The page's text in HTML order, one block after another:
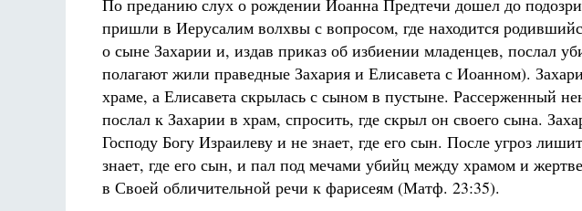
По преданию слух о рождении Иоанна Предтечи дошел до
пришли в Иерусалим волхвы с вопросом, где находится
о сыне Захарии и, издав приказ об избиении младенцев, послал
полагают жили праведные Захария и Елисавета с Иоанном).
храме, а Елисавета скрылась с сыном в пустыне. Рассерженный
послал к Захарии в храм, спросить, где скрыл он своего сына.
Господу Богу Израилеву и не знает, где его сын. После угроз
знает, где его сын, и пал под мечами убийц между храмом и
в Своей обличительной речи к фарисеям (Матф. 23:35).